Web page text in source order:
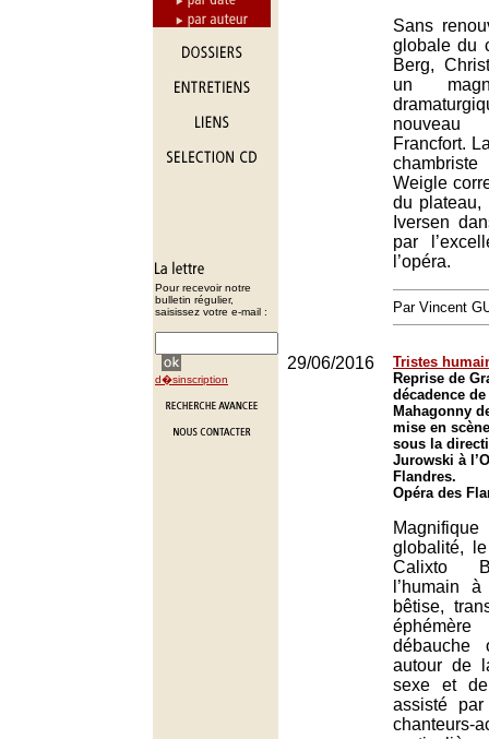
Pour recevoir notre
bulletin régulier,
saisissez votre e-mail :
d�sinscription
Sans
globale du
Berg,
un
nouveau
Francfort.
Weigle
du plateau,
Iversen
par
l’opéra.
Par Vincent
29/06/2016
Tristes
Reprise de
décadence
Mahagonny
mise en
sous la
Jurowski à
Flandres.
Opéra des
globalité,
Calixto
l’humain
bêtise,
débauche
autour de
sexe et
assisté
chanteurs-